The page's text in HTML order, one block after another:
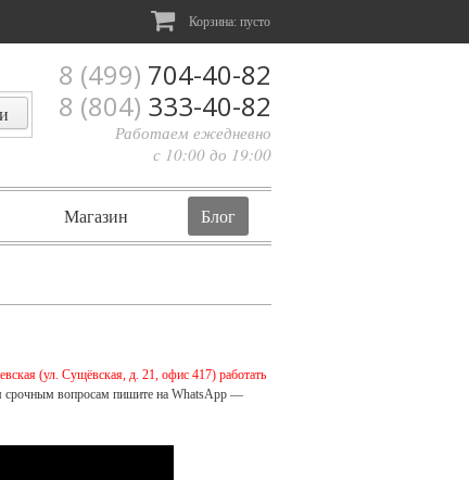
Корзина: пусто
8 (499) 704-40-82
8 (804) 333-40-82
Работаем ежедневно
с 10:00 до 19:00
Магазин Блог
(ул. Сущёвская, д. 21, офис 417) работать
срочным вопросам пишите на WhatsApp —